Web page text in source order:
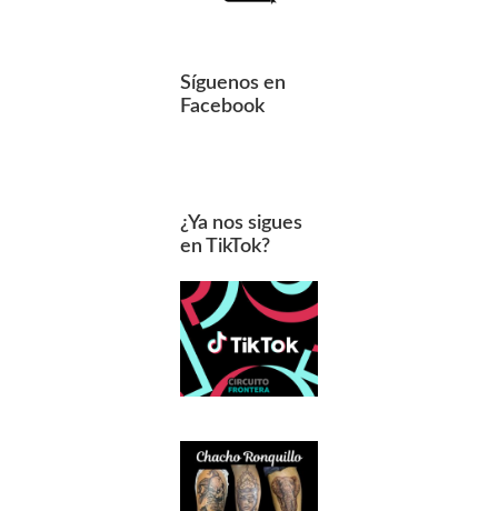
Síguenos en
Facebook
¿Ya nos sigues
en TikTok?